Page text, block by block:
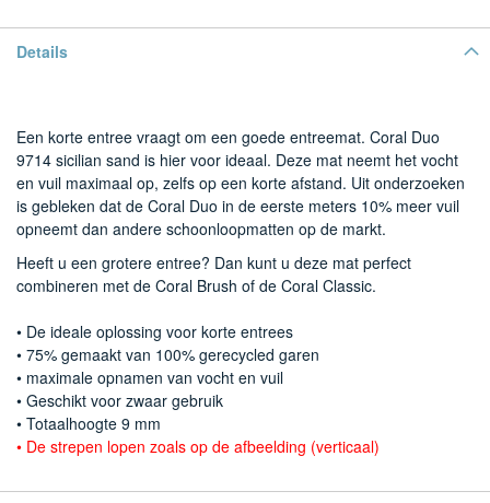
Details
Een korte entree vraagt om een goede entreemat. Coral Duo
9714 sicilian sand is hier voor ideaal. Deze mat neemt het vocht
en vuil maximaal op, zelfs op een korte afstand. Uit onderzoeken
is gebleken dat de Coral Duo in de eerste meters 10% meer vuil
opneemt dan andere schoonloopmatten op de markt.
Heeft u een grotere entree? Dan kunt u deze mat perfect
combineren met de Coral Brush of de Coral Classic.
• De ideale oplossing voor korte entrees
• 75% gemaakt van 100% gerecycled garen
• maximale opnamen van vocht en vuil
• Geschikt voor zwaar gebruik
• Totaalhoogte 9 mm
• De strepen lopen zoals op de afbeelding (verticaal)